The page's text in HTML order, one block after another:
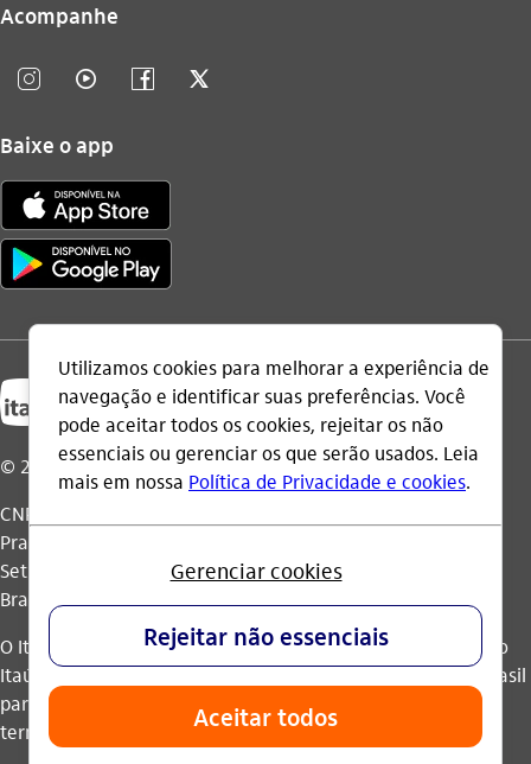
Acompanhe
instagram_outline video_outline facebook_outline twitter_outline
Baixe o app
© 2026 Itaú Unibanco Holding S.A.
CNPJ: 60.872.504/0001-23
Praça Alfredo Egydio de Souza Aranha, 100, Torre Olavo
Setubal, Parque Jabaquara - CEP 04344-902 - São Paulo -
Brasil.
O Itaú Unibanco Holding S.A. é integrante do Conglomerado
Itaú Unibanco e possui autorização do Banco Central do Brasil
para operar como banco múltiplo e realizar operações nos
termos da legislação vigente.